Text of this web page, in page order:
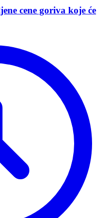
cene goriva koje će